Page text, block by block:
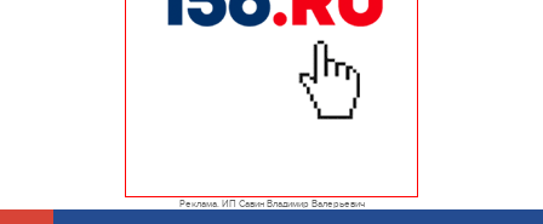
Реклама. ИП Савин Владимир Валерьевич